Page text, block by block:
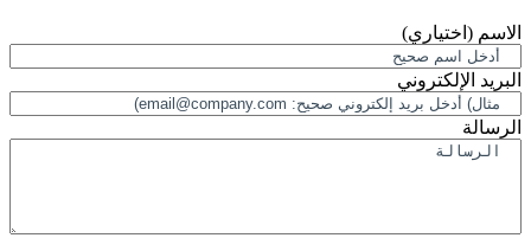
الاسم (اختياري)
البريد الإلكتروني
الرسالة